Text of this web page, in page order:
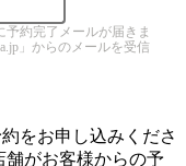
約完了メールが届きま
」からのメールを受信
をお申し込みくださ
舗がお客様からの予